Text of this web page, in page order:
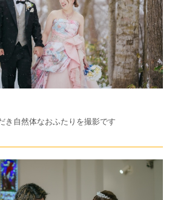
き自然体なおふたりを撮影です